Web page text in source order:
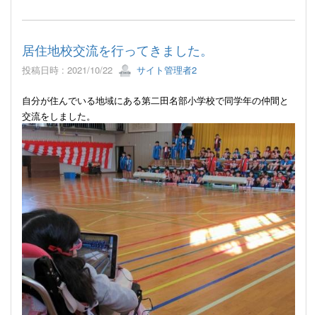
居住地校交流を行ってきました。
投稿日時 : 2021/10/22 サイト管理者2
自分が住んでいる地域にある第二田名部小学校で同学年の仲間と
交流をしました。